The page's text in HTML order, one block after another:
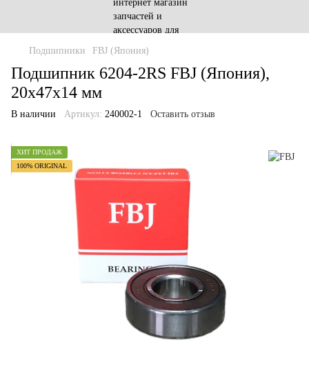
Подшипники FBJ (Япония)
Подшипник 6204-2RS FBJ (Япония),
20x47x14 мм
В наличии Артикул: 240002-1 Оставить отзыв
ХИТ ПРОДАЖ
100% ORIGINAL